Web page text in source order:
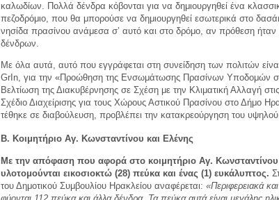
καλωδίων. Πολλά δένδρα κόβονται για να δημιουργηθεί ένα
πεζοδρόμιο, που θα μπορούσε να δημιουργηθεί εσωτερικά στο
νησίδα πρασίνου ανάμεσα σ’ αυτό και στο δρόμο, αν πρόθεση ήταν
δένδρων.
Με όλα αυτά, αυτό που εγγράφεται στη συνείδηση των πολιτών
GrIn, για την «Προώθηση της Ενσωμάτωσης Πρασίνων Υποδομών
Βελτίωση της Διακυβέρνησης σε Σχέση με την Κλιματική Αλλαγή
Σχέδιο Διαχείρισης για τους Χώρους Αστικού Πρασίνου στο Δήμο
τέθηκε σε διαβούλευση, προβλέπει την κατακρεούργηση του
Β. Κοιμητήριο Αγ. Κωνσταντίνου και Ελένης
Με την απόφαση που αφορά στο κοιμητήριο Αγ. Κωνσταντίνου
υλοτομούνται εικοσιοκτώ (28) πεύκα και ένας (1) ευκάλυπτος.
του Δημοτικού Συμβουλίου Ηρακλείου αναφέρεται: «Περιφερειακά